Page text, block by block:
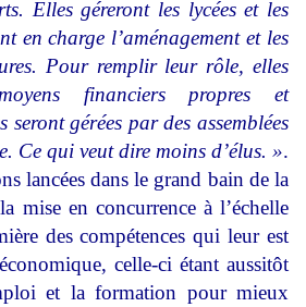
Elles géreront les lycées et les
en charge l’aménagement et les
Pour remplir leur rôle, elles
financiers propres et
seront gérées par des assemblées
Ce qui veut dire moins d’élus. ».
lancées dans le grand bain de la
mise en concurrence à l’échelle
des compétences qui leur est
celle-ci étant aussitôt
et la formation pour mieux